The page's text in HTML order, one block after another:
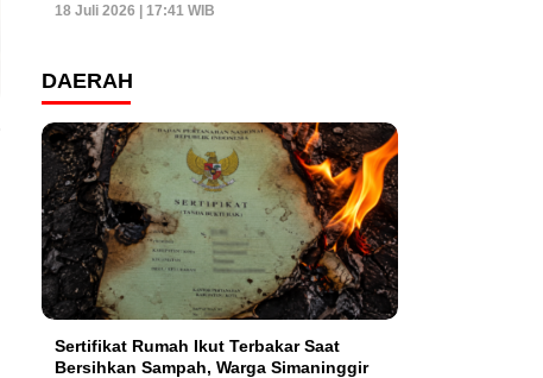
18 Juli 2026 | 17:41 WIB
DAERAH
Sertifikat Rumah Ikut Terbakar Saat
Bersihkan Sampah, Warga Simaninggir